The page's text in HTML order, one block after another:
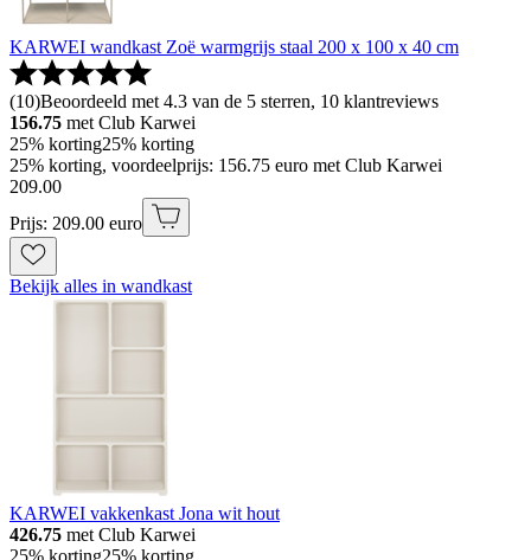
KARWEI wandkast Zoë warmgrijs staal 200 x 100 x 40 cm
(10)Beoordeeld met 4.3 van de 5 sterren, 10 klantreviews
156.75 met Club Karwei
25% korting25% korting
25% korting, voordeelprijs: 156.75 euro met Club Karwei
209.00
Prijs: 209.00 euro
Bekijk alles in wandkast
KARWEI vakkenkast Jona wit hout
426.75 met Club Karwei